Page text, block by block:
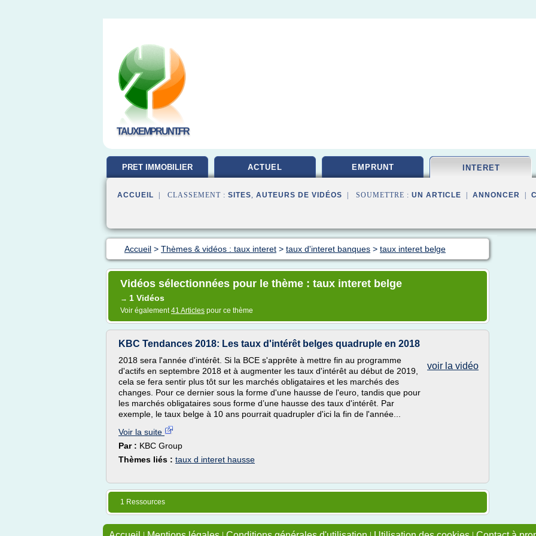
TAUXEMPRUNT.FR
PRET IMMOBILIER ACTUEL EMPRUNT INTERET
ACCUEIL | CLASSEMENT : SITES, AUTEURS DE VIDÉOS | SOUMETTRE : UN ARTICLE ANNONCER
Accueil > Thèmes & vidéos : taux interet > taux d'interet banques > taux interet belge
Vidéos sélectionnées pour le thème : taux interet belge
→ 1 Vidéos
Voir également41 Articles pour ce thème
KBC Tendances 2018: Les taux d'intérêt belges quadruple en 2018
voir la vidéo
2018 sera l'année d'intérêt. Si la BCE s'apprête à mettre fin au programme
d'actifs en septembre 2018 et à augmenter les taux d'intérêt au début de 2019,
cela se fera sentir plus tôt sur les marchés obligataires et les marchés des
changes. Pour ce dernier sous la forme d'une hausse de l'euro, tandis que pour
les marchés obligataires sous forme d’une hausse des taux d'intérêt. Par
exemple, le taux belge à 10 ans pourrait quadrupler d'ici la fin de l'année...
Voir la suite
Par : KBC Group
Thèmes liés : taux d interet hausse
1 Ressources